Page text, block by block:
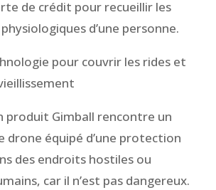
de crédit pour recueillir les
d’une personne.
pour couvrir les rides et
produit Gimball rencontre un
drone équipé d’une protection
des endroits hostiles ou
car il n’est pas dangereux.